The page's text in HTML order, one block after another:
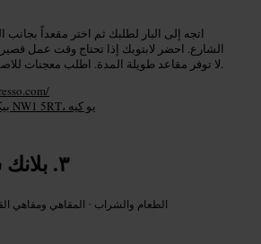
اتجه إلى البار لطلبك ثم اختر مقعداً
الشارع. احضر لابتوبك إذا تحتاج وقت عمل
لا توفر مقاعد طويلة المدة. اطلب معجنات للاصطحاب إذا كنت مستعجلاً.
214 بيكر ستريت، لندن NW1 5RT، يو كيه
الطعام والشراب • المقاهي ومقاهي